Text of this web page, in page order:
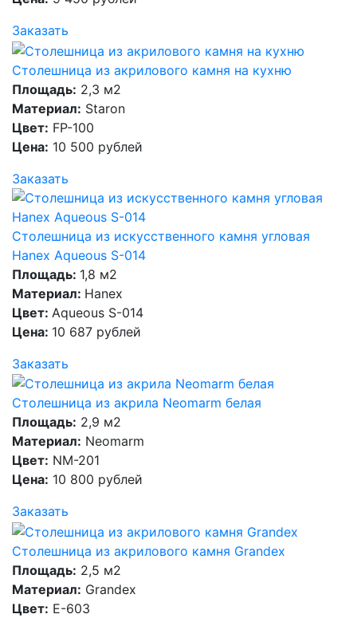
Заказать
Столешница из акрилового камня на кухню
Площадь: 2,3 м2
Материал: Staron
Цвет: FP-100
Цена: 10 500 рублей
Заказать
Столешница из искусственного камня угловая
Hanex Aqueous S-014
Площадь: 1,8 м2
Материал: Hanex
Цвет: Aqueous S-014
Цена: 10 687 рублей
Заказать
Столешница из акрила Neomarm белая
Площадь: 2,9 м2
Материал: Neomarm
Цвет: NM-201
Цена: 10 800 рублей
Заказать
Столешница из акрилового камня Grandex
Площадь: 2,5 м2
Материал: Grandex
Цвет: E-603